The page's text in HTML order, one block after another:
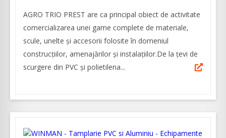
AGRO TRIO PREST are ca principal obiect de activitate
comercializarea unei game complete de materiale,
scule, unelte și accesorii folosite în domeniul
construcțiilor, amenajărilor și instalațiilor.De la țevi de
scurgere din PVC și polietilena...